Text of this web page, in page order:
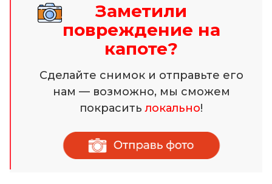
Заметили
повреждение на
капоте?
Сделайте снимок и отправьте его
нам — возможно, мы сможем
покраситьлокально!